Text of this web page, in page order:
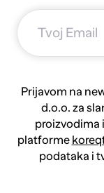
Prijavom na
d.o.o. za
proizvodima
platforme
podataka i